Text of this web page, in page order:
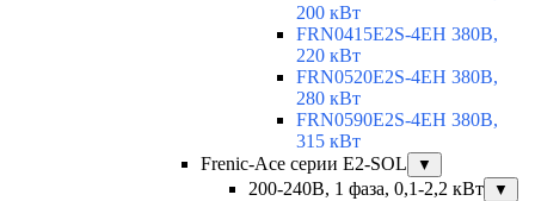
200 кВт
FRN0415E2S-4EH 380В,
220 кВт
FRN0520E2S-4EH 380В,
280 кВт
FRN0590E2S-4EH 380В,
315 кВт
Frenic-Ace серии E2-SOL
▼
200-240В, 1 фаза, 0,1-2,2 кВт ▼